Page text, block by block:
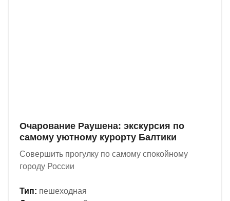
Очарование Раушена: экскурсия по
самому уютному курорту Балтики
Совершить прогулку по самому спокойному
городу России
Тип: пешеходная